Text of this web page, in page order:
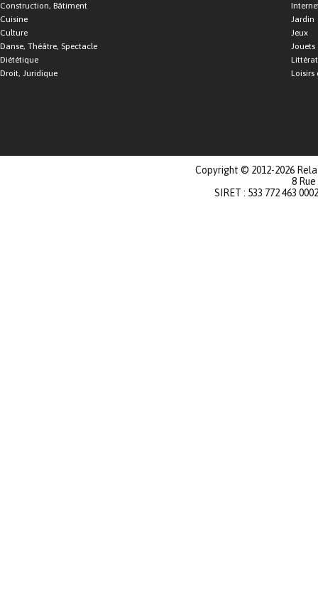
Construction, Bâtiment
Cuisine
Culture
Danse, Théâtre, Spectacle
Diététique
Droit, Juridique
Jardin
Jeux
Jouets
Loisirs
Copyright © 2012-2026
8
SIRET : 533 772 463